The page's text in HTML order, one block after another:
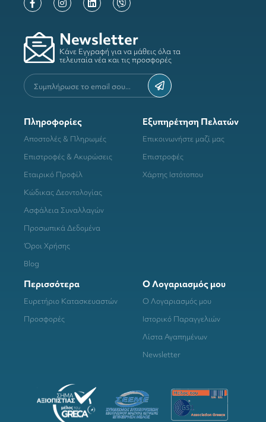
Newsletter
Κάνε Εγγραφή για να μάθεις όλα τα
τελευταία νέα και τις προσφορές
Πληροφορίες
Αποστολές & Πληρωμές
Επιστροφές & Ακυρώσεις
Εταιρικό Προφίλ
Κώδικας Δεοντολογίας
Ασφάλεια Συναλλαγών
Προσωπικά Δεδομένα
Όροι Χρήσης
Blog
Εξυπηρέτηση Πελατών
Επικοινωνήστε μαζί μας
Επιστροφές
Χάρτης Ιστότοπου
Περισσότερα
Ευρετήριο Κατασκευαστών
Προσφορές
Ο Λογαριασμός μου
Ο Λογαριασμός μου
Ιστορικό Παραγγελιών
Λίστα Αγαπημένων
Newsletter